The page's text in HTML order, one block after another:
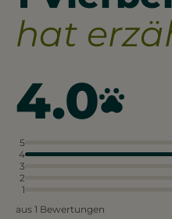
hat
4.0
5
4
3
2
1
aus 1 Bewertungen